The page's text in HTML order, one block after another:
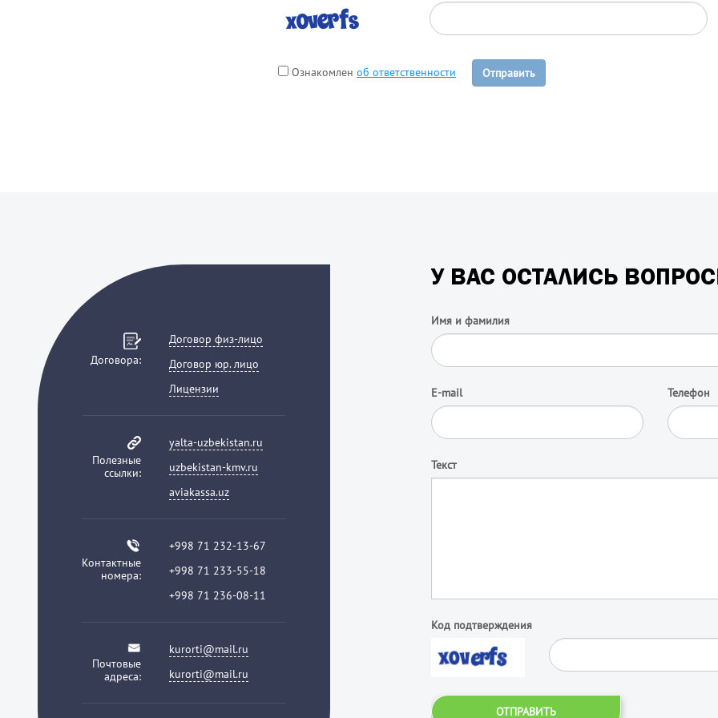
Ознакомлен об ответственности Отправить
Договора:
Договор физ-лицо
Договор юр. лицо
Лицензии
Полезные
ссылки:
yalta-uzbekistan.ru
uzbekistan-kmv.ru
aviakassa.uz
Контактные
номера:
+998 71 232-13-67
+998 71 233-55-18
+998 71 236-08-11
Почтовые
адреса:
kurorti@mail.ru
kurorti@mail.ru
У ВАС ОСТАЛИСЬ
Имя и фамилия
E-mail Телефон
Текст
Код подтверждения
ОТПРАВИТЬ